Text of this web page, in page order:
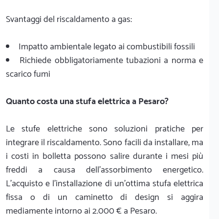
Svantaggi del riscaldamento a gas:
Impatto ambientale legato ai combustibili fossili
Richiede obbligatoriamente tubazioni a norma e
scarico fumi
Quanto costa una stufa elettrica a Pesaro?
Le stufe elettriche sono soluzioni pratiche per
integrare il riscaldamento. Sono facili da installare, ma
i costi in bolletta possono salire durante i mesi più
freddi a causa dell'assorbimento energetico.
L'acquisto e l'installazione di un'ottima stufa elettrica
fissa o di un caminetto di design si aggira
mediamente intorno ai 2.000 € a Pesaro.